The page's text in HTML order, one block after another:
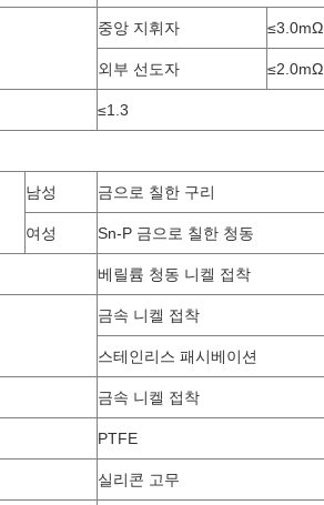
중앙 지휘자 ≤3.0mΩ
외부 선도자 ≤2.0mΩ
≤1.3
남성 금으로 칠한 구리
여성 Sn-P 금으로 칠한 청동
베릴륨 청동 니켈 접착
금속 니켈 접착
스테인리스 패시베이션
금속 니켈 접착
PTFE
실리콘 고무